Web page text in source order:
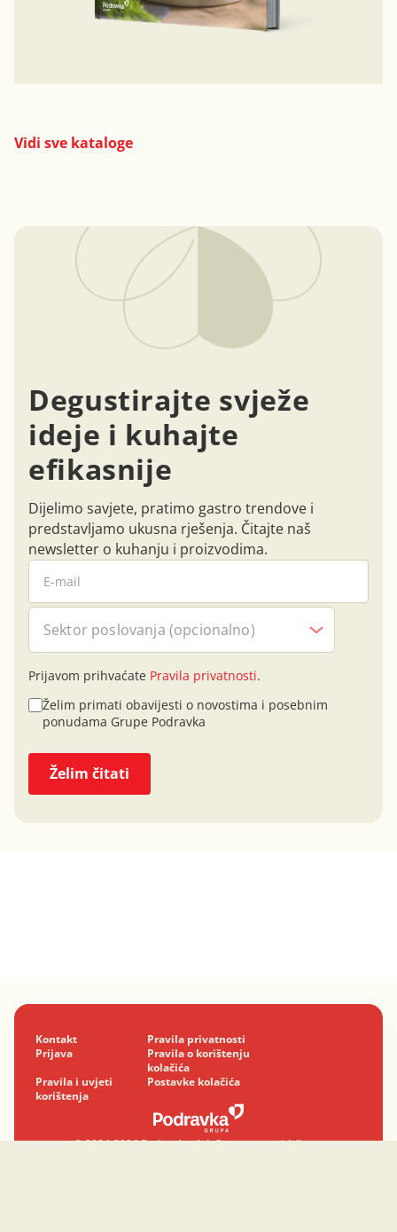
Vidi sve kataloge
Degustirajte svježe
ideje i kuhajte
efikasnije
Dijelimo savjete, pratimo gastro trendove i
predstavljamo ukusna rješenja. Čitajte naš
newsletter o kuhanju i proizvodima.
Sektor poslovanja (opcionalno)
Prijavom prihvaćate Pravila privatnosti.
Želim primati obavijesti o novostima i posebnim
ponudama Grupe Podravka
Želim čitati
Kontakt
Pravila privatnosti
Prijava
Pravila o korištenju
kolačića
Pravila i uvjeti
korištenja
Postavke kolačića
© 2024-2026 Podravka d.d. Sva prava pridržana.